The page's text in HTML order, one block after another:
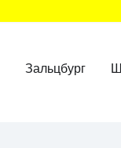
Зальцбург